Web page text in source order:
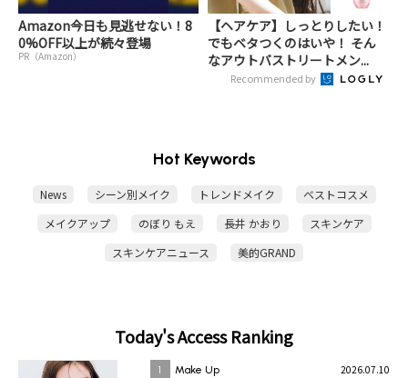
Amazon今日も見逃せない！8
0%OFF以上が続々登場
PR（Amazon）
【ヘアケア】しっとりしたい！
でもベタつくのはいや！ そん
なアウトバストリートメン...
Recommended by
Hot Keywords
News シーン別メイク トレンドメイク
ベストコスメ
メイクアップ
のぼり もえ 長井 かおり
スキンケア
スキンケアニュース
美的GRAND
Today's Access Ranking
1 Make Up 2026.07.10